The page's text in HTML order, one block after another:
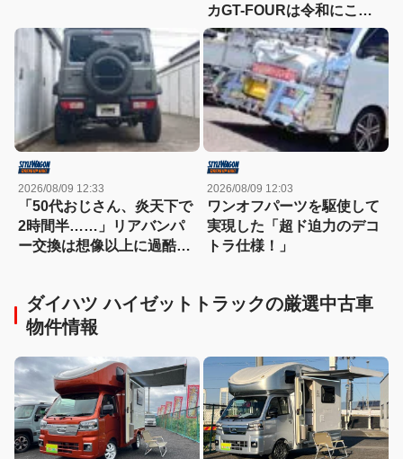
カGT-FOURは令和にこそ
刺さる逸材だ
2026/08/09 12:33
「50代おじさん、炎天下で
2時間半……」リアバンパ
ー交換は想像以上に過酷だ
2026/08/09 12:03
ワンオフパーツを駆使して
実現した「超ド迫力のデコ
トラ仕様！」
ダイハツ ハイゼットトラックの厳選中古車
物件情報